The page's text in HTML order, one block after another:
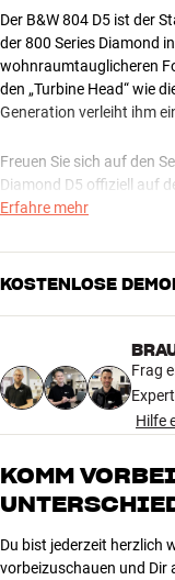
Der B&W 804 D5 ist der
der 800 Series Diamond
wohnraumtauglicheren
den „Turbine Head“ wie
Generation verleiht ihm
Freuen Sie sich auf den
Diamond D5 offiziell auf
folgen in Kürze.
NOCH KLARER,
Die größte Neuerung der
Aluminiumgehäuse für
Arbeitsumgebung,
und präziser im
Gleichzeitig profitieren
einem Diamond-Dome-
einem schlanken
Referenzqualität ohne
Erfahre mehr
KOSTENLOSE
Frag
Hilfe
KOMM
Du bist jederzeit herzlich
vorbeizuschauen und Dir